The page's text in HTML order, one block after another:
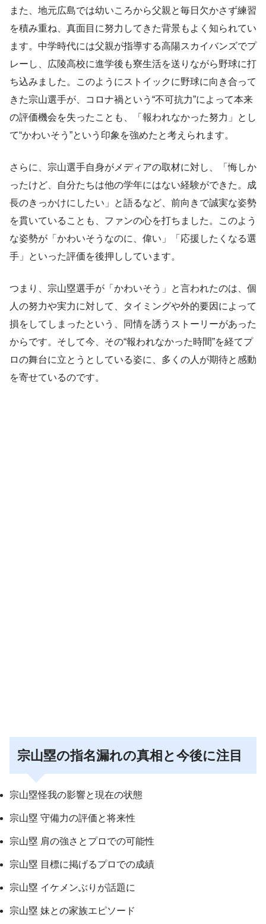
また、地元広島では幼いころから父親と毎日欠かさず練習
を積み重ね、真面目に努力してきた背景もよく知られてい
ます。中学時代には父親が指導する高陽スカイバンズでプ
レーし、広陵高校に進学後も寮生活を送りながら野球に打
ち込みました。このようにストイックに野球に向き合って
きた宗山選手が、コロナ禍という“不可抗力”によって本来
の評価機会を失ったことも、「報われなかった努力」とし
て“かわいそう”という印象を強めたと考えられます。
さらに、宗山選手自身がメディアの取材に対し、「悔しか
ったけど、自分たちは他の学年にはない経験ができた。成
長のきっかけにしたい」と語るなど、前向きで誠実な姿勢
を貫いていることも、ファンの心を打ちました。このよう
な姿勢が「かわいそうなのに、偉い」「応援したくなる選
手」といった評価を後押ししています。
つまり、宗山塁選手が「かわいそう」と言われたのは、個
人の努力や実力に対して、タイミングや外的要因によって
損をしてしまったという、同情を誘うストーリーがあった
からです。そして今、その“報われなかった時間”を経てプ
ロの舞台に立とうとしている姿に、多くの人が期待と感動
を寄せているのです。
宗山塁の指名漏れの真相と今後に注目
宗山塁怪我の影響と現在の状態
宗山塁 守備力の評価と将来性
宗山塁 肩の強さとプロでの可能性
宗山塁 目標に掲げるプロでの成績
宗山塁 イケメンぶりが話題に
宗山塁 妹との家族エピソード